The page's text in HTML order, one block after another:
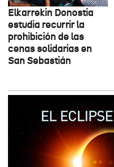
Elkarrekin Donostia
estudia recurrir la
prohibición de las
cenas solidarias en
San Sebastián